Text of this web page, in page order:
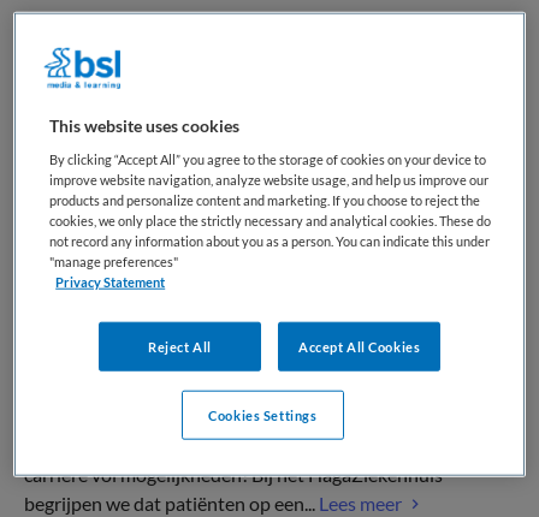
Ervaren
Vacature niet beschikbaar
Deze vacature Teammanager Lab Pathologie en
Hematologie bij HagaZiekenhuis is niet meer actueel.
Hieronder staan enkele vergelijkbare vacatures die voor u
wellicht interessant zijn.
Kies je voor het HagaZiekenhuis? Dan kies je voor een
carrière vol mogelijkheden! Bij het HagaZiekenhuis
begrijpen we dat patiënten op een... Lees meer
This website uses cookies
By clicking “Accept All” you agree to the storage of cookies on your device to
improve website navigation, analyze website usage, and help us improve our
products and personalize content and marketing. If you choose to reject the
cookies, we only place the strictly necessary and analytical cookies. These do
not record any information about you as a person. You can indicate this under
"manage preferences"
Privacy Statement
Reject All Accept All Cookies
Cookies Settings